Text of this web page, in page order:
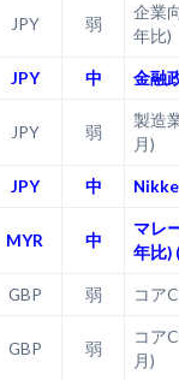
JPY 弱
企業
年比)
JPY 中 金融
JPY 弱
製造
月)
JPY 中
MYR 中
マレ
年比)
GBP 弱 コア
GBP 弱
コア
月)